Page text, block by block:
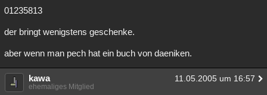
01235813
der bringt wenigstens geschenke.
aber wenn man pech hat ein buch von daeniken.
kawa 11.05.2005 um 16:57
ehemaliges Mitglied